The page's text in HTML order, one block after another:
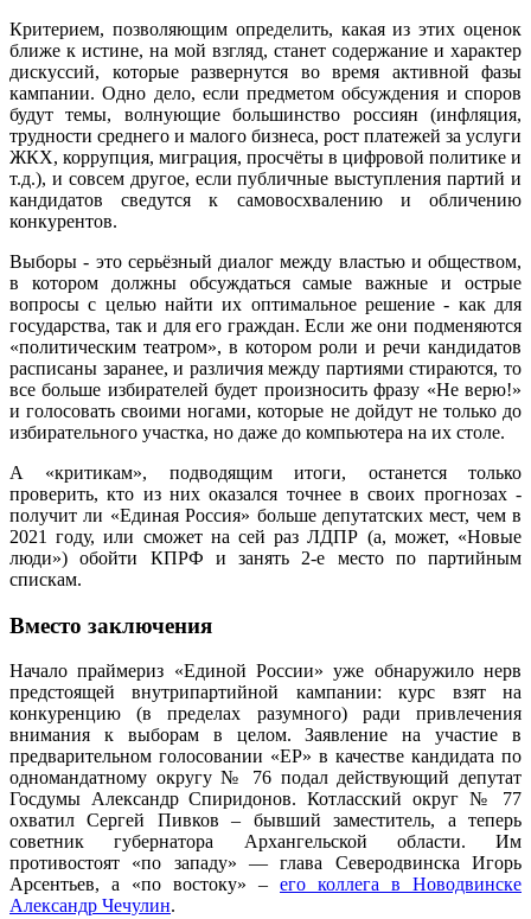
Критерием, позволяющим определить, какая из этих оценок
ближе к истине, на мой взгляд, станет содержание и характер
дискуссий, которые развернутся во время активной фазы
кампании. Одно дело, если предметом обсуждения и споров
будут темы, волнующие большинство россиян (инфляция,
трудности среднего и малого бизнеса, рост платежей за услуги
ЖКХ, коррупция, миграция, просчёты в цифровой политике и
т.д.), и совсем другое, если публичные выступления партий и
кандидатов сведутся к самовосхвалению и обличению
конкурентов.
Выборы - это серьёзный диалог между властью и обществом,
в котором должны обсуждаться самые важные и острые
вопросы с целью найти их оптимальное решение - как для
государства, так и для его граждан. Если же они подменяются
«политическим театром», в котором роли и речи кандидатов
расписаны заранее, и различия между партиями стираются, то
все больше избирателей будет произносить фразу «Не верю!»
и голосовать своими ногами, которые не дойдут не только до
избирательного участка, но даже до компьютера на их столе.
А «критикам», подводящим итоги, останется только
проверить, кто из них оказался точнее в своих прогнозах -
получит ли «Единая Россия» больше депутатских мест, чем в
2021 году, или сможет на сей раз ЛДПР (а, может, «Новые
люди») обойти КПРФ и занять 2-е место по партийным
спискам.
Вместо заключения
Начало праймериз «Единой России» уже обнаружило нерв
предстоящей внутрипартийной кампании: курс взят на
конкуренцию (в пределах разумного) ради привлечения
внимания к выборам в целом. Заявление на участие в
предварительном голосовании «ЕР» в качестве кандидата по
одномандатному округу № 76 подал действующий депутат
Госдумы Александр Спиридонов. Котласский округ № 77
охватил Сергей Пивков – бывший заместитель, а теперь
советник губернатора Архангельской области. Им
противостоят «по западу» — глава Северодвинска Игорь
Арсентьев, а «по востоку» – его коллега в Новодвинске
Александр Чечулин.